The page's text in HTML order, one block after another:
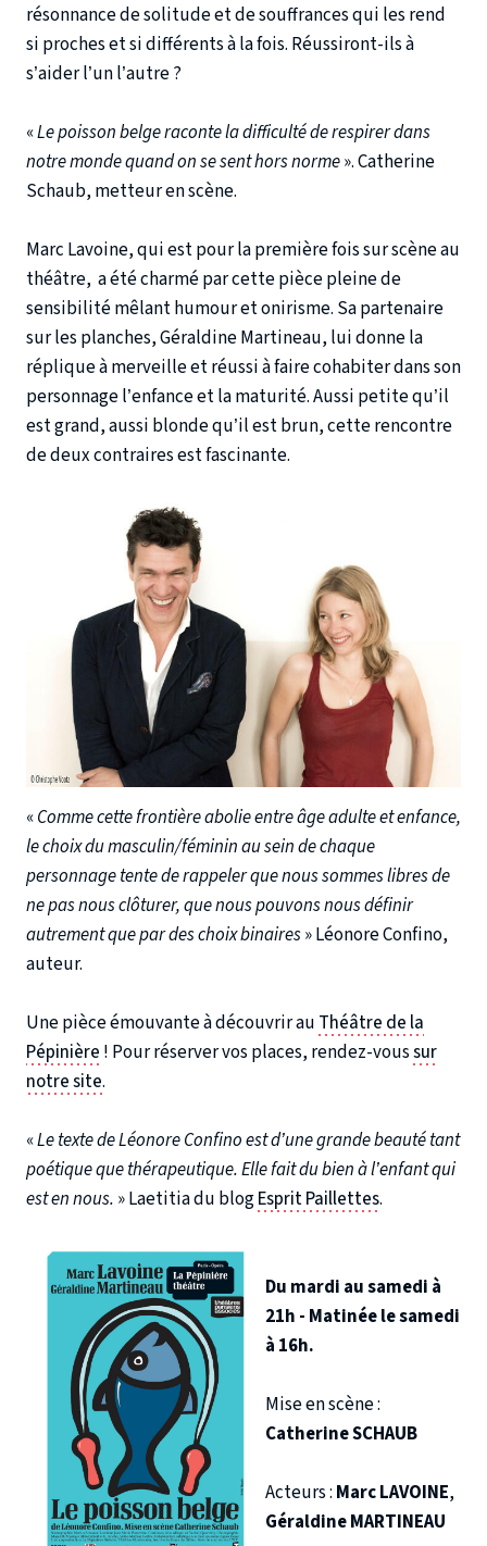
résonnance de solitude et de souffrances qui les rend
si proches et si différents à la fois. Réussiront-ils à
s’aider l’un l’autre ?
«Le poisson belge raconte la difficulté de respirer dans
notre monde quand on se sent hors norme». Catherine
Schaub, metteur en scène.
Marc Lavoine, qui est pour la première fois sur scène au
théâtre, a été charmé par cette pièce pleine de
sensibilité mêlant humour et onirisme. Sa partenaire
sur les planches, Géraldine Martineau, lui donne la
réplique à merveille et réussi à faire cohabiter dans son
personnage l’enfance et la maturité. Aussi petite qu’il
est grand, aussi blonde qu’il est brun, cette rencontre
de deux contraires est fascinante.
«Comme cette frontière abolie entre âge adulte et enfance,
le choix du masculin/féminin au sein de chaque
personnage tente de rappeler que nous sommes libres de
ne pas nous clôturer, que nous pouvons nous définir
autrement que par des choix binaires» Léonore Confino,
auteur.
Une pièce émouvante à découvrir au Théâtre de la
Pépinière ! Pour réserver vos places, rendez-voussur
notre site.
«Le texte de Léonore Confino est d’une grande beauté tant
poétique que thérapeutique. Elle fait du bien à l’enfant qui
est en nous. » Laetitia du blogEsprit Paillettes.
Du mardi au samedi à
21h - Matinée le samedi
à 16h.
Mise en scène :
Catherine SCHAUB
Acteurs : Marc LAVOINE,
Géraldine MARTINEAU